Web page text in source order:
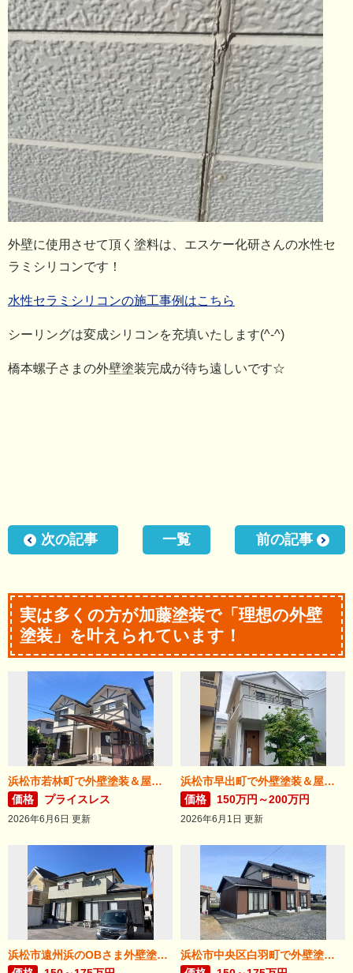
外壁に使用させて頂く塗料は、エスケー化研さんの水性セ
ラミシリコンです！
水性セラミシリコンの施工事例はこちら
シーリングは変成シリコンを充填いたします(^-^)
橋本螺子さまの外壁塗装完成が待ち遠しいです☆
次の記事 一覧 前の記事
実は多くの方が加藤塗装で「理想の外壁
塗装」を叶えられています！
浜松市若林町で外壁塗装＆屋根リフォームが完成！
価格
プライスレス
2026年6月6日 更新
浜松市早出町で外壁塗装＆屋根カバー工法が完成！
価格
150万円～200万円
2026年6月1日 更新
浜松市遠州浜のOBさま外壁塗装が完了しました。
浜松市中央区白羽町で外壁塗装完成。